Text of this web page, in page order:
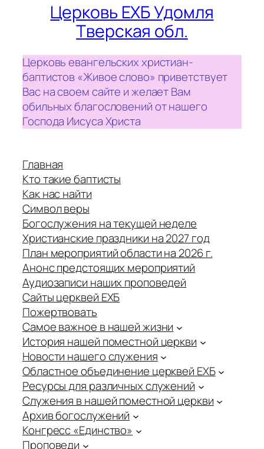
Церковь ЕХБ Удомля
Тверская обл.
Церковь евангельских христиан-
баптистов «Живое слово» приветствует
Вас на своем сайте и желает Вам
обильных благословений от нашего
Господа Иисуса Христа
Главная
Кто такие баптисты
Как нас найти
Символ веры
Богослужения на текущей неделе
Христианские праздники на 2027 год
План мероприятий области на 2026 г.
Анонс предстоящих мероприятий
Аудиозаписи наших проповедей
Сайты церквей ЕХБ
Пожертвовать
Самое важное в нашей жизни
История нашей поместной церкви
Новости нашего служения
Областное объединение церквей ЕХБ
Ресурсы для различных служений
Служения в нашей поместной церкви
Архив богослужений
Конгресс «Единство»
Проповеди